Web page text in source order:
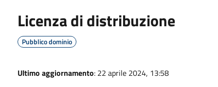
Licenza di distribuzione
Pubblico dominio
Ultimo aggiornamento: 22 aprile 2024, 13:58